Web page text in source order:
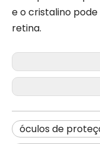
e o cristalino
retina.
óculos de